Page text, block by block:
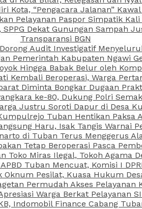
Kota, “Pengacara Jalanan”
Pelayanan Paspor Simpatik
Dekat Gunungan Sampah
Transparansi BGN
Audit Investigatif
Pemerintah Kabupaten Ngawi
Hingga Babak Belur oleh
Kembali Beroperasi, Warga
Diminta Bongkar Dugaan
ke-80, Dukung Polri
Justru Soroti Dapur di Desa
Tuban Hentikan Paksa
Haru, Isak Tangis Warnai
di Tuban Terus Menggerus
Tetap Beroperasi Pasca
Miras Ilegal, Tokoh Agama
Tuban Mencuat, Komisi I
Pesilat, Kuasa Hukum
Permudah Akses Pelayanan
Warga Berkat Pelayanan
Indomobil Finance Cabang